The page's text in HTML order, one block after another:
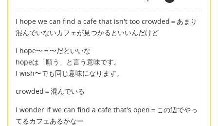
I hope we can find a cafe that isn't too crowded＝あまり
混んでいないカフェが見つかるといいんだけど
I hope〜＝〜だといいな
hopeは「願う」と言う意味です。
I wish〜でも同じ意味になります。
crowded＝混んでいる
I wonder if we can find a cafe that's open＝この辺でやっ
てるカフェあるかなー